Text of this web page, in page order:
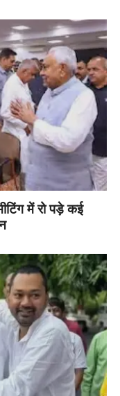
में रो पड़े कई